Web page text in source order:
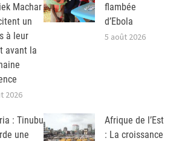
Machar
un
à leur
avant la
2026
flambée
d’Ebola
5 août 2026
: Tinubu
une
Afrique de l’Est
: La croissance